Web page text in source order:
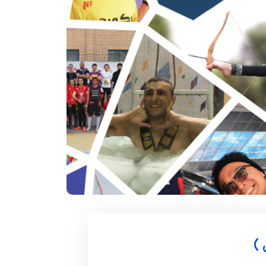
در یک
۱۲ آذر ۱۴۰۴
سریعترین زمان 1000 متر روپایی زدن با
)